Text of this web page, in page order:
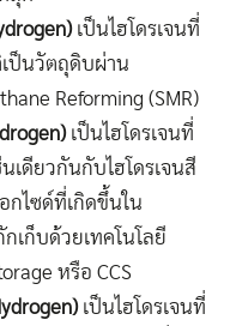
เป็น ไฮโดรเจนที่
เป็นวัตถุดิบผ่าน
Reforming (SMR)
เป็นไฮโดรเจนที่
เดียวกันกับไฮโดรเจนสี
กไซด์ที่เกิดขึ้นใน
เก็บด้วยเทคโนโลยี
หรือ CCS
เป็นไฮโดรเจนที่